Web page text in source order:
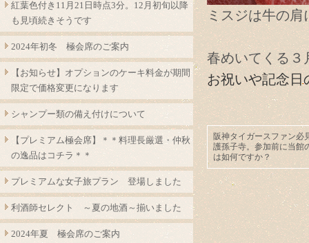
ミスジは牛の
春めいてくる３
お祝いや記念日
阪神タイガースファン必
護孫子寺。参加前に当館
は如何ですか？
紅葉色付き11月21日時点3分。12月初旬以降
も見頃続きそうです
2024年初冬 極会席のご案内
【お知らせ】オプションのケーキ料金が期間
限定で価格変更になります
シャンプー類の備え付けについて
【プレミアム極会席】＊＊料理長厳選・仲秋
の逸品はコチラ＊＊
プレミアムな女子旅プラン 登場しました
利酒師セレクト ～夏の地酒～揃いました
2024年夏 極会席のご案内